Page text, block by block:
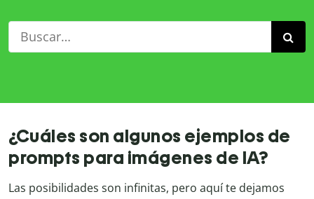
¿Cuáles son algunos ejemplos de
prompts para imágenes de IA?
Las posibilidades son infinitas, pero aquí te dejamos